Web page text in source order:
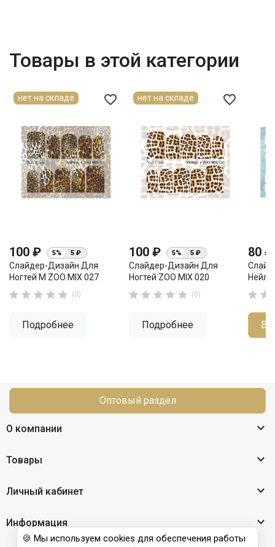
Товары в этой категории
favorite_border
100 ₽ 5% 5 ₽
Слайдер-Дизайн Для
Ногтей М ZOO MIX 027
     (0)
Подробнее
нет на складе favorite_border
100 ₽ 5% 5 ₽
Слайдер-Дизайн Для
Ногтей ZOO MIX 020
     (0)
Подробнее
нет на складе
80
Нейл-
 
В
Оптовый раздел
О компании 
Товары 
Личный кабинет 
Информация 
🍪 Мы используем cookies для обеспечения работы